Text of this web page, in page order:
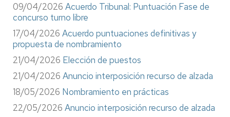
09/04/2026 Acuerdo Tribunal: Puntuación Fase de
concurso turno libre
17/04/2026 Acuerdo puntuaciones definitivas y
propuesta de nombramiento
21/04/2026 Elección de puestos
21/04/2026 Anuncio interposición recurso de alzada
18/05/2026 Nombramiento en prácticas
22/05/2026 Anuncio interposición recurso de alzada